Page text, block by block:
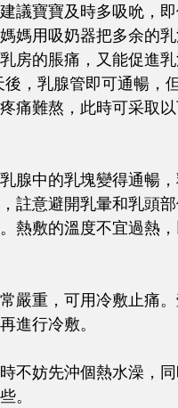
議寶寶及時多吸吮，
媽用吸奶器把多余的
房的脹痛，又能促進
後，乳腺管即可通暢，
痛難熬，此時可采取
腺中的乳塊變得通暢
註意避開乳暈和乳頭
熱敷的溫度不宜過熱
嚴重，可用冷敷止痛
進行冷敷。
不妨先沖個熱水澡，
。